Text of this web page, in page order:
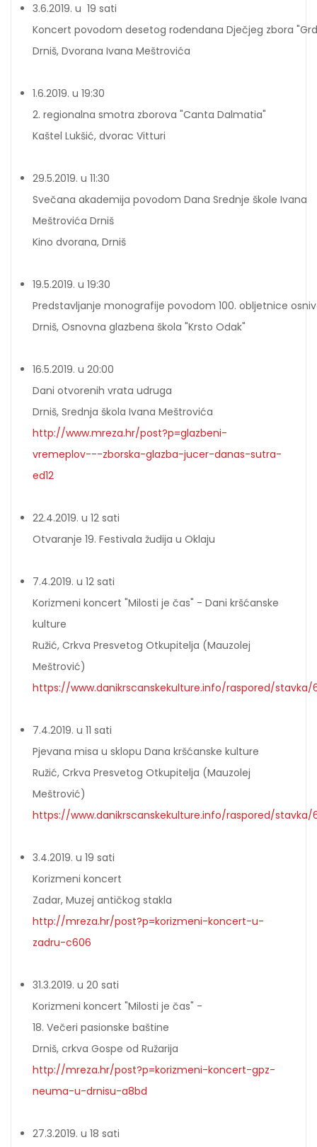
3.6.2019. u 19 sati
Koncert povodom desetog rođendana Dječjeg zbora
Drniš, Dvorana Ivana Meštrovića
1.6.2019. u 19:30
2. regionalna smotra zborova "Canta Dalmatia"
Kaštel Lukšić, dvorac Vitturi
29.5.2019. u 11:30
Svečana akademija povodom Dana Srednje škole Ivana
Meštrovića Drniš
Kino dvorana, Drniš
19.5.2019. u 19:30
Predstavljanje monografije povodom 100. obljetnice
Drniš, Osnovna glazbena škola "Krsto Odak"
16.5.2019. u 20:00
Dani otvorenih vrata udruga
Drniš, Srednja škola Ivana Meštrovića
http://www.mreza.hr/post?p=glazbeni-
vremeplov---zborska-glazba-jucer-danas-sutra-
ed12
22.4.2019. u 12 sati
Otvaranje 19. Festivala žudija u Oklaju
7.4.2019. u 12 sati
Korizmeni koncert "Milosti je čas" - Dani kršćanske
kulture
Ružić, Crkva Presvetog Otkupitelja (Mauzolej
Meštrović)
https://www.danikrscanskekulture.info/raspored/stavka/
7.4.2019. u 11 sati
Pjevana misa u sklopu Dana kršćanske kulture
Ružić, Crkva Presvetog Otkupitelja (Mauzolej
Meštrović)
https://www.danikrscanskekulture.info/raspored/stavka/
3.4.2019. u 19 sati
Korizmeni koncert
Zadar, Muzej antičkog stakla
http://mreza.hr/post?p=korizmeni-koncert-u-
zadru-c606
31.3.2019. u 20 sati
Korizmeni koncert "Milosti je čas" -
18. Večeri pasionske baštine
Drniš, crkva Gospe od Ružarija
http://mreza.hr/post?p=korizmeni-koncert-gpz-
neuma-u-drnisu-a8bd
27.3.2019. u 18 sati